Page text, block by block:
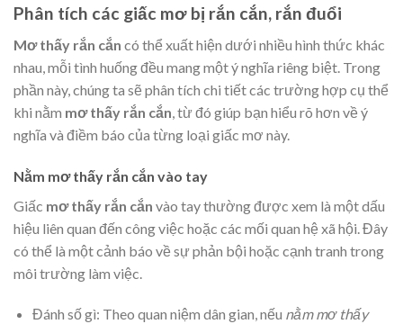
Phân tích các giấc mơ bị rắn cắn, rắn đuổi
Mơ thấy rắn cắn có thể xuất hiện dưới nhiều hình thức khác
nhau, mỗi tình huống đều mang một ý nghĩa riêng biệt. Trong
phần này, chúng ta sẽ phân tích chi tiết các trường hợp cụ thể
khi nằm mơ thấy rắn cắn, từ đó giúp bạn hiểu rõ hơn về ý
nghĩa và điềm báo của từng loại giấc mơ này.
Nằm mơ thấy rắn cắn vào tay
Giấc mơ thấy rắn cắn vào tay thường được xem là một dấu
hiệu liên quan đến công việc hoặc các mối quan hệ xã hội. Đây
có thể là một cảnh báo về sự phản bội hoặc cạnh tranh trong
môi trường làm việc.
Đánh số gì: Theo quan niệm dân gian, nếu nằm mơ thấy